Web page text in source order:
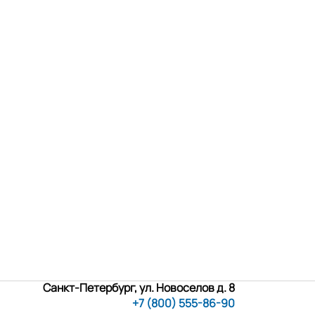
Санкт-Петербург, ул. Новоселов д. 8
+7 (800) 555-86-90